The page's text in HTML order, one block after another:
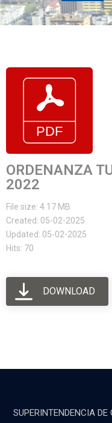
ORDENANZA
2022
File size: 4.17 MB
Created: 05-02-2025
Updated: 05-02-2025
Hits: 70
DOWNLOAD
SUPERINTENDENCIA